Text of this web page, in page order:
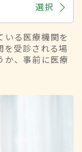
選択
いる医療機関を
を受診される場
か、事前に医療